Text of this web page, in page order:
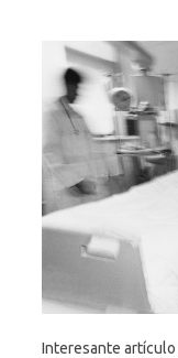
Interesante